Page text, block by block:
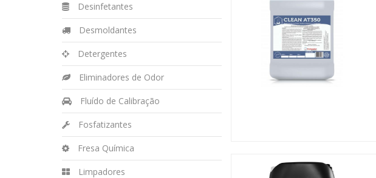
Desinfetantes
Desmoldantes
Detergentes
Eliminadores de Odor
Fluído de Calibração
Fosfatizantes
Fresa Química
Limpadores